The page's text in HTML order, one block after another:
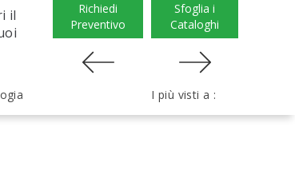
il
Richiedi
Preventivo
Sfoglia i
Cataloghi
I più visti a :